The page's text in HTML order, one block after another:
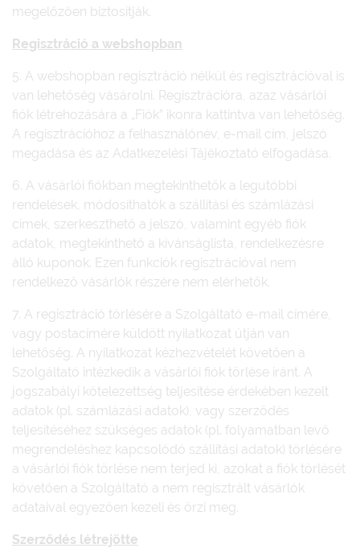
megelőzően biztosítják.
Regisztráció a webshopban
5. A webshopban regisztráció nélkül és regisztrációval is
van lehetőség vásárolni. Regisztrációra, azaz vásárlói
fiók létrehozására a „Fiók” ikonra kattintva van lehetőség.
A regisztrációhoz a felhasználónév, e-mail cím, jelszó
megadása és az Adatkezelési Tájékoztató elfogadása.
6. A vásárlói fiókban megtekinthetők a legutóbbi
rendelések, módosíthatók a szállítási és számlázási
címek, szerkeszthető a jelszó, valamint egyéb fiók
adatok, megtekinthető a kívánságlista, rendelkezésre
álló kuponok. Ezen funkciók regisztrációval nem
rendelkező vásárlók részére nem elérhetők.
7. A regisztráció törlésére a Szolgáltató e-mail címére,
vagy postacímére küldött nyilatkozat útján van
lehetőség. A nyilatkozat kézhezvételét követően a
Szolgáltató intézkedik a vásárlói fiók törlése iránt. A
jogszabályi kötelezettség teljesítése érdekében kezelt
adatok (pl. számlázási adatok), vagy szerződés
teljesítéséhez szükséges adatok (pl. folyamatban levő
megrendeléshez kapcsolódó szállítási adatok) törlésére
a vásárlói fiók törlése nem terjed ki, azokat a fiók törlését
követően a Szolgáltató a nem regisztrált vásárlók
adataival egyezően kezeli és őrzi meg.
Szerződés létrejötte